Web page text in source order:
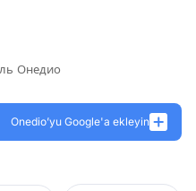
Онедио
Onedio’yu Google'a ekleyin